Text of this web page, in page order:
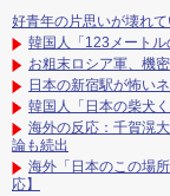
好青年の片思いが壊れ
韓国人「123メート
お粗末ロシア軍、機
日本の新宿駅が怖い
韓国人「日本の柴犬
海外の反応：千賀滉
論も続出
海外「日本のこの場
応】